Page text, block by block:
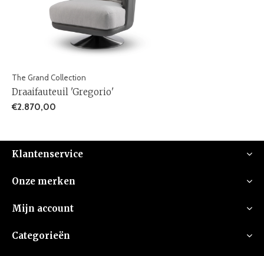
The Grand Collection
Draaifauteuil 'Gregorio'
€2.870,00
Klantenservice
Onze merken
Mijn account
Categorieën